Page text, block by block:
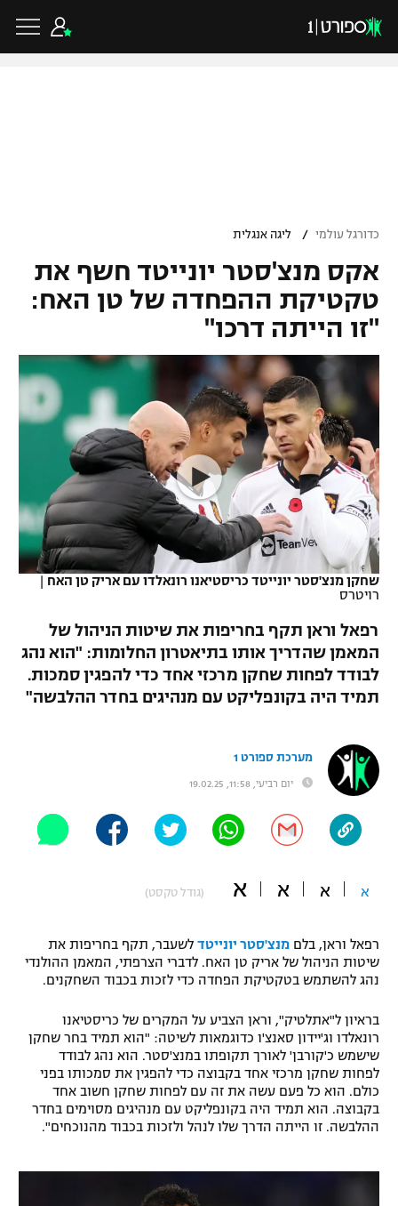
VOD
רץ ברשת
תוצאות
לוח שידורים
ברחבה
"מעל הליגה" – פודקאסט
"מחצית בשכונה" – פודקאסט
משתתפים וזוכים בפרסים
תקנון עבור פעילות אלקטרה
תקנון עבור פעילות ספורט 1 – "מרלן"
טניס
תנאי שימוש
מדיניות פרטיות
תקנון פעילות ספורט 1
גביע הטוטו
ליגיונרים
גביע המדינה
נבחרת ישראל
מכבי חיפה
בית"ר ירושלים
מכבי תל אביב
הפועל תל אביב
הפועל חיפה
הפועל באר שבע
בני יהודה
ליגת האלופות
ליגה אירופית
ליגה אנגלית
ליגה גרמנית
ליגה ספרדית
ליגה איטלקית
ליגה צרפתית
ליגה הולנדית
ליגה סינית
ליגה ברזילאית
כדורסל ישראלי
ליגת ווינר סל
ליגה לאומית
כדורסל נשים
מכבי תל אביב
הפועל חולון
הפועל ירושלים
דני אבדיה
כדורסל עולמי
NBA
יורוליג
יורוקאפ
ענפים נוספים
טניס
כדוריד
כדורעף
שחייה
אגרוף
ספורט אולימפי
UFC
היאבקות WWE
אופניים
פוטבול אמריקאי NFL
ספורט אתגרי ואקסטרים
אומנויות לחימה
גיימינג E-Sports
כדורגל עולמי / ליגה אנגלית
אקס מנצ'סטר יונייטד חשף את
טקטיקת ההפחדה של טן האח:
"זו הייתה דרכו"
שחקן מנצ'סטר יונייטד כריסטיאנו רונאלדו עם אריק טן האח |
רויטרס
רפאל וראן תקף בחריפות את שיטות הניהול של
המאמן שהדריך אותו בתיאטרון החלומות: "הוא נהג
לבודד לפחות שחקן מרכזי אחד כדי להפגין סמכות.
תמיד היה בקונפליקט עם מנהיגים בחדר ההלבשה"
מערכת ספורט 1
יום רביעי, 11:58, 19.02.25
א א א א (גודל טקסט)
רפאל וראן, בלם מנצ'סטר יונייטד לשעבר, תקף בחריפות את
שיטות הניהול של אריק טן האח. לדברי הצרפתי, המאמן ההולנדי
נהג להשתמש בטקטיקת הפחדה כדי לזכות בכבוד השחקנים.
בראיון ל"אתלטיק", וראן הצביע על המקרים של כריסטיאנו
רונאלדו וג'יידון סאנצ'ו כדוגמאות לשיטה: "הוא תמיד בחר שחקן
שישמש כ'קורבן' לאורך תקופתו במנצ'סטר. הוא נהג לבודד
לפחות שחקן מרכזי אחד בקבוצה כדי להפגין את סמכותו בפני
כולם. הוא כל פעם עשה את זה עם לפחות שחקן חשוב אחד
בקבוצה. הוא תמיד היה בקונפליקט עם מנהיגים מסוימים בחדר
ההלבשה. זו הייתה הדרך שלו לנהל ולזכות בכבוד מהנוכחים".